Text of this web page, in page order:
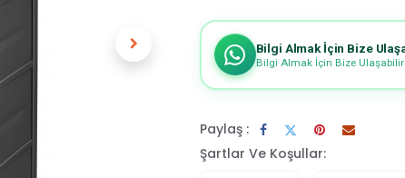
Bilgi Almak İçin Bize
Bilgi Almak İçin Bize
Paylaş :
Şartlar Ve Koşullar: